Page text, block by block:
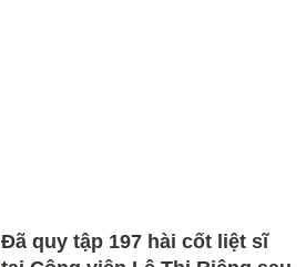
Đã quy tập 197 hài cốt liệt sĩ